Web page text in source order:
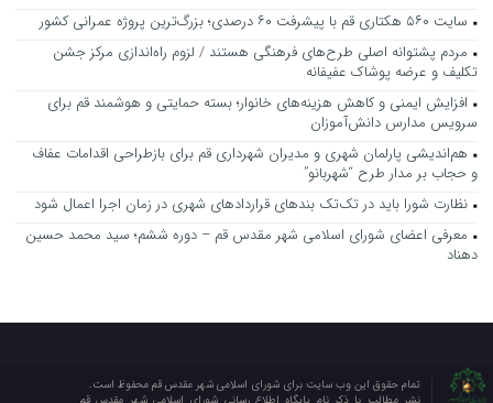
سایت ۵۶۰ هکتاری قم با پیشرفت ۶۰ درصدی؛ بزرگ‌ترین پروژه عمرانی کشور
مردم پشتوانه اصلی طرح‌های فرهنگی هستند / لزوم راه‌اندازی مرکز جشن
تکلیف و عرضه پوشاک عفیفانه
افزایش ایمنی و کاهش هزینه‌های خانوار؛ بسته حمایتی و هوشمند قم برای
سرویس مدارس دانش‌آموزان
هم‌اندیشی پارلمان شهری و مدیران شهرداری قم برای بازطراحی اقدامات عفاف
و حجاب بر مدار طرح “شهربانو”
نظارت شورا باید در تک‌تک بندهای قراردادهای شهری در زمان اجرا اعمال شود
معرفی اعضای شورای اسلامی شهر مقدس قم – دوره ششم؛ سید محمد حسین
دهناد
تمام حقوق این وب سایت برای شورای اسلامی شهر مقدس قم محفوظ است.